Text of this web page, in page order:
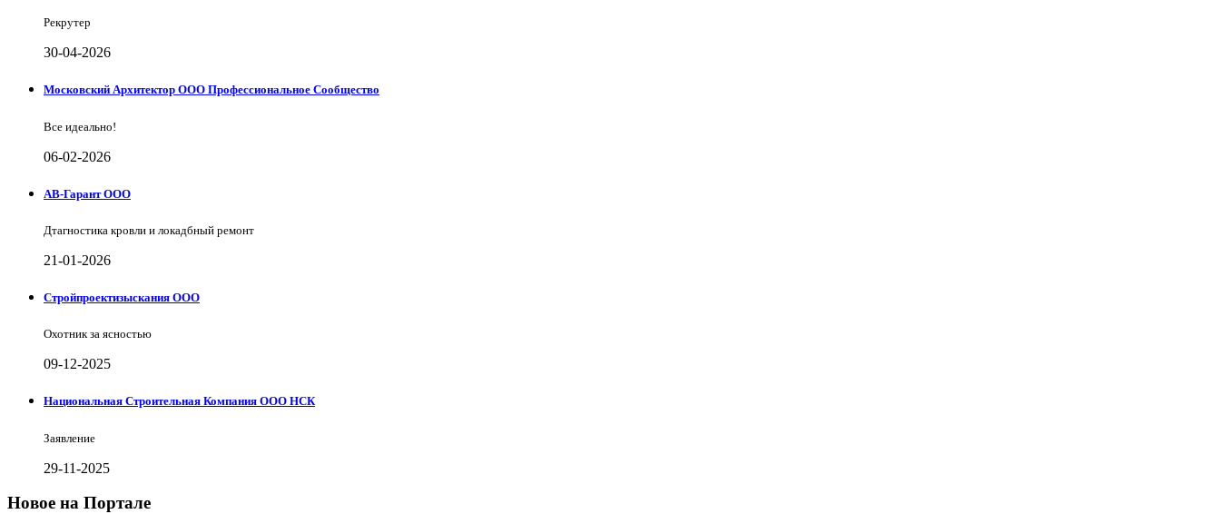
Рекрутер
30-04-2026
Московский Архитектор ООО Профессиональное Сообщество
Все идеально!
06-02-2026
АВ-Гарант ООО
Дтагностика кровли и локадбный ремонт
21-01-2026
Стройпроектизыскания ООО
Охотник за ясностью
09-12-2025
Национальная Строительная Компания ООО НСК
Заявление
29-11-2025
Новое на Портале